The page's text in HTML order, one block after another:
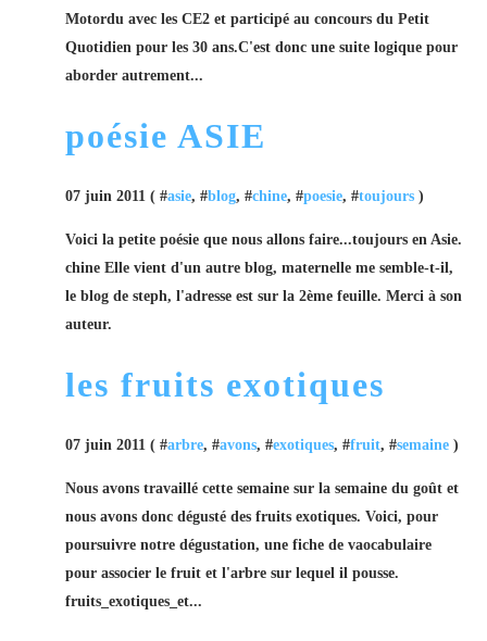
Motordu avec les CE2 et participé au concours du Petit
Quotidien pour les 30 ans.C'est donc une suite logique pour
aborder autrement...
poésie ASIE
07 juin 2011 ( #asie, #blog, #chine, #poesie, #toujours )
Voici la petite poésie que nous allons faire...toujours en Asie.
chine Elle vient d'un autre blog, maternelle me semble-t-il,
le blog de steph, l'adresse est sur la 2ème feuille. Merci à son
auteur.
les fruits exotiques
07 juin 2011 ( #arbre, #avons, #exotiques, #fruit, #semaine )
Nous avons travaillé cette semaine sur la semaine du goût et
nous avons donc dégusté des fruits exotiques. Voici, pour
poursuivre notre dégustation, une fiche de vaocabulaire
pour associer le fruit et l'arbre sur lequel il pousse.
fruits_exotiques_et...